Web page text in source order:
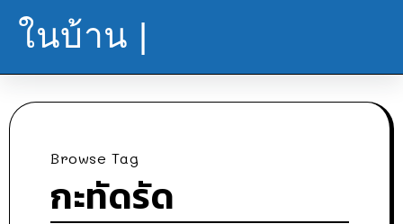
ในบ้าน |
Browse Tag
กะทัดรัด